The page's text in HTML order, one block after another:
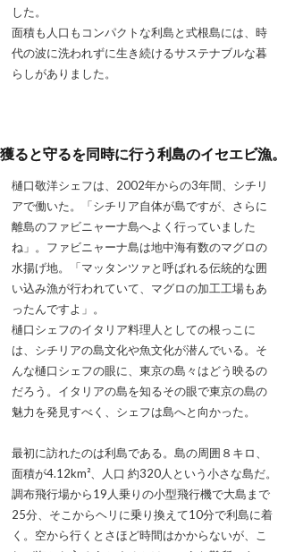
した。
面積も人口もコンパクトな利島と式根島には、時
代の波に洗われずに生き続けるサステナブルな暮
らしがありました。
獲ると守るを同時に行う利島のイセエビ漁。
樋口敬洋シェフは、2002年からの3年間、シチリ
アで働いた。「シチリア自体が島ですが、さらに
離島のファビニャーナ島へよく行っていました
ね」。ファビニャーナ島は地中海有数のマグロの
水揚げ地。「マッタンツァと呼ばれる伝統的な囲
い込み漁が行われていて、マグロの加工工場もあ
ったんですよ」。
樋口シェフのイタリア料理人としての根っこに
は、シチリアの島文化や魚文化が潜んでいる。そ
んな樋口シェフの眼に、東京の島々はどう映るの
だろう。イタリアの島を知るその眼で東京の島の
魅力を発見すべく、シェフは島へと向かった。
最初に訪れたのは利島である。島の周囲８キロ、
面積が4.12km²、人口 約320人という小さな島だ。
調布飛行場から19人乗りの小型飛行機で大島まで
25分、そこからヘリに乗り換えて10分で利島に着
く。空から行くとさほど時間はかからないが、こ